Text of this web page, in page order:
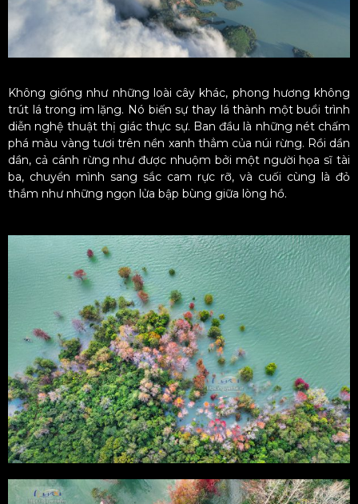
Không giống như những loài cây khác, phong hương không
trút lá trong im lặng. Nó biến sự thay lá thành một buổi trình
diễn nghệ thuật thị giác thực sự. Ban đầu là những nét chấm
phá màu vàng tươi trên nền xanh thẳm của núi rừng. Rồi dần
dần, cả cánh rừng như được nhuộm bởi một người họa sĩ tài
ba, chuyển mình sang sắc cam rực rỡ, và cuối cùng là đỏ
thắm như những ngọn lửa bập bùng giữa lòng hồ.